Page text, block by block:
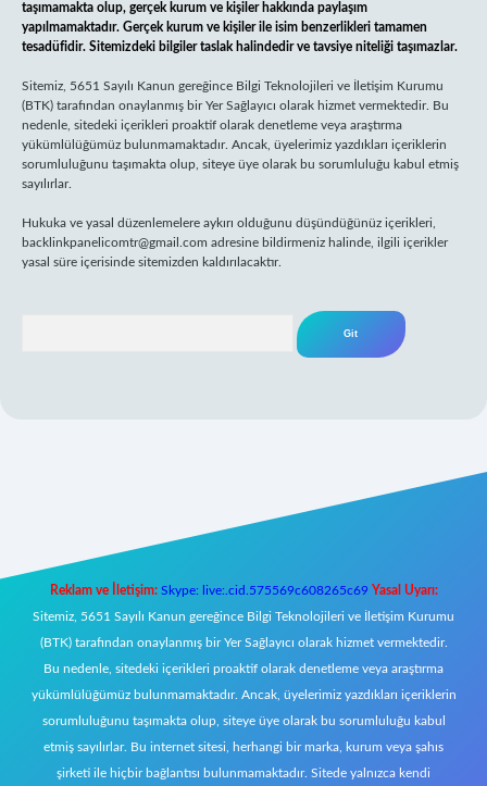
taşımamakta olup, gerçek kurum ve kişiler hakkında paylaşım
yapılmamaktadır. Gerçek kurum ve kişiler ile isim benzerlikleri tamamen
tesadüfidir. Sitemizdeki bilgiler taslak halindedir ve tavsiye niteliği taşımazlar.
Sitemiz, 5651 Sayılı Kanun gereğince Bilgi Teknolojileri ve İletişim Kurumu
(BTK) tarafından onaylanmış bir Yer Sağlayıcı olarak hizmet vermektedir. Bu
nedenle, sitedeki içerikleri proaktif olarak denetleme veya araştırma
yükümlülüğümüz bulunmamaktadır. Ancak, üyelerimiz yazdıkları içeriklerin
sorumluluğunu taşımakta olup, siteye üye olarak bu sorumluluğu kabul etmiş
sayılırlar.
Hukuka ve yasal düzenlemelere aykırı olduğunu düşündüğünüz içerikleri,
backlinkpanelicomtr@gmail.com adresine bildirmeniz halinde, ilgili içerikler
yasal süre içerisinde sitemizden kaldırılacaktır.
Reklam ve İletişim: Skype: live:.cid.575569c608265c69 Yasal Uyarı:
Sitemiz, 5651 Sayılı Kanun gereğince Bilgi Teknolojileri ve İletişim Kurumu
(BTK) tarafından onaylanmış bir Yer Sağlayıcı olarak hizmet vermektedir.
Bu nedenle, sitedeki içerikleri proaktif olarak denetleme veya araştırma
yükümlülüğümüz bulunmamaktadır. Ancak, üyelerimiz yazdıkları içeriklerin
sorumluluğunu taşımakta olup, siteye üye olarak bu sorumluluğu kabul
etmiş sayılırlar. Bu internet sitesi, herhangi bir marka, kurum veya şahıs
şirketi ile hiçbir bağlantısı bulunmamaktadır. Sitede yalnızca kendi